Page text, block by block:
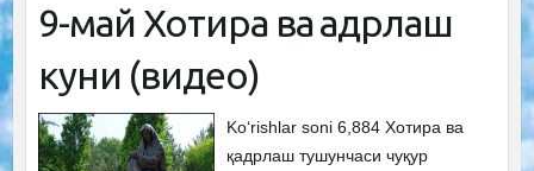
9-май Хотира ва қадрлаш
куни (видео)
Ko‘rishlar soni 6,884 Хотира ва
қадрлаш тушунчаси чуқур